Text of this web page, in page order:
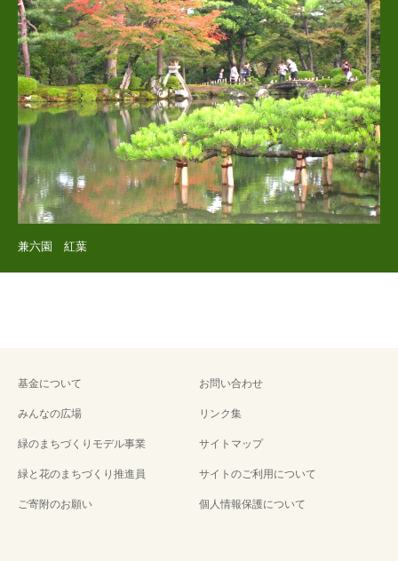
兼六園 紅葉
基金について
みんなの広場
緑のまちづくりモデル事業
緑と花のまちづくり推進員
ご寄附のお願い
お問い合わせ
リンク集
サイトマップ
サイトのご利用について
個人情報保護について